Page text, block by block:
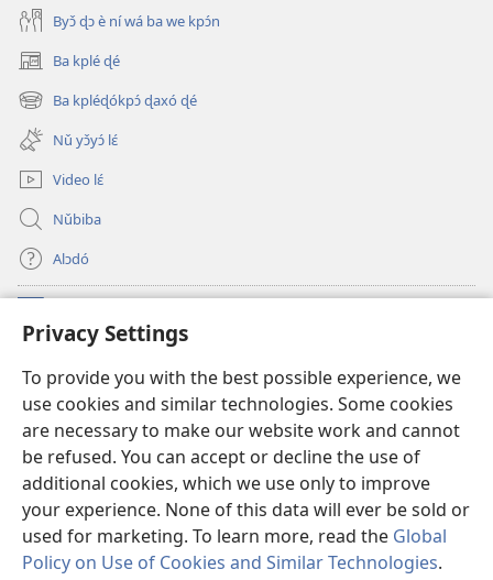
Privacy Settings
To provide you with the best possible experience, we
use cookies and similar technologies. Some cookies
are necessary to make our website work and cannot
be refused. You can accept or decline the use of
additional cookies, which we use only to improve
your experience. None of this data will ever be sold or
used for marketing. To learn more, read the Global
Policy on Use of Cookies and Similar Technologies.
Byɔ̌ ɖɔ è ní wá ba we kpɔ́n
Ba kplé ɖé
(opens
new
window)
Ba kpléɖókpɔ́ ɖaxó ɖé
(opens
new
window)
Nǔ yɔ̌yɔ́ lɛ́
Video lɛ́
Nǔbiba
Alɔdó
(opens
new
WEMASƐXWETƐN ƐNTƐNƐTI JÍ TƆN Watchtower Tɔn
(opens
new
window)JW Hub
(opens
new
window)JW Library App